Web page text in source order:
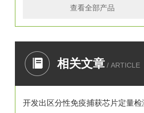
查看全部产品
相关文章 / ARTICLE